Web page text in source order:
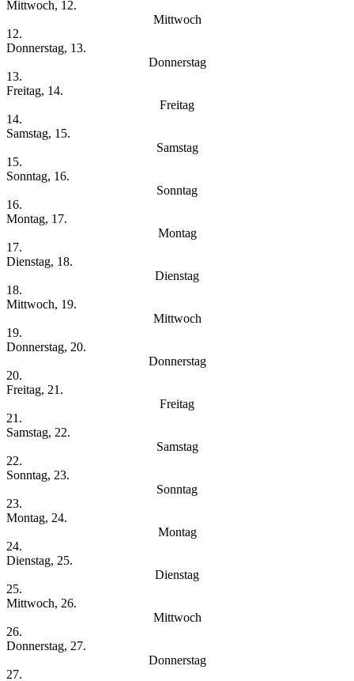
Mittwoch, 12.
Mittwoch
12.
Donnerstag, 13.
Donnerstag
13.
Freitag, 14.
Freitag
14.
Samstag, 15.
Samstag
15.
Sonntag, 16.
Sonntag
16.
Montag, 17.
Montag
17.
Dienstag, 18.
Dienstag
18.
Mittwoch, 19.
Mittwoch
19.
Donnerstag, 20.
Donnerstag
20.
Freitag, 21.
Freitag
21.
Samstag, 22.
Samstag
22.
Sonntag, 23.
Sonntag
23.
Montag, 24.
Montag
24.
Dienstag, 25.
Dienstag
25.
Mittwoch, 26.
Mittwoch
26.
Donnerstag, 27.
Donnerstag
27.